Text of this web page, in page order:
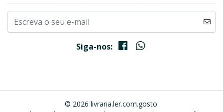
Siga-nos:
© 2026 livraria.ler.com.gosto.